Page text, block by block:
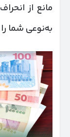
مانع از
به‌نوعی شما